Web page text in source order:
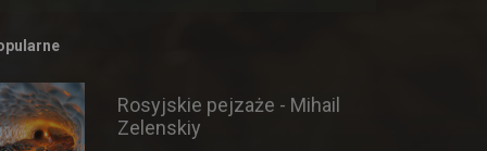
Rosyjskie pejzaże - Mihail
Zelenskiy